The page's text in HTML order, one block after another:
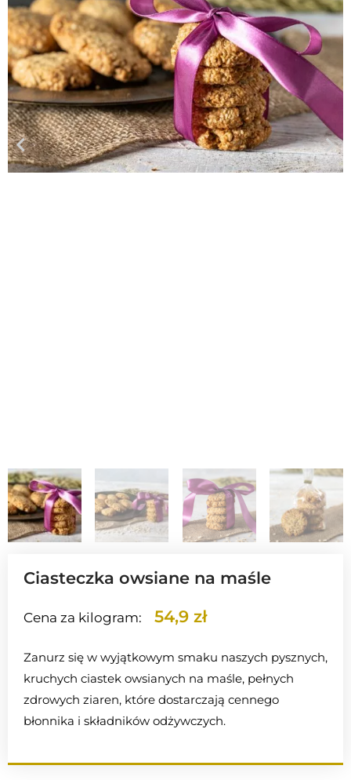
Ciasteczka owsiane na maśle
Cena za kilogram: 54,9 zł
Zanurz się w wyjątkowym smaku naszych pysznych,
kruchych ciastek owsianych na maśle, pełnych
zdrowych ziaren, które dostarczają cennego
błonnika i składników odżywczych.